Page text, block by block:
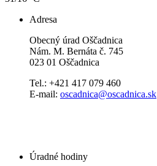
Adresa
Obecný úrad Oščadnica
Nám. M. Bernáta č. 745
023 01 Oščadnica
Tel.: +421 417 079 460
E-mail: oscadnica@oscadnica.sk
Úradné hodiny